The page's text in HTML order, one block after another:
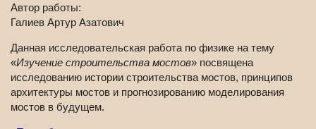
Автор работы:
Галиев Артур Азатович
Данная исследовательская работа по физике на тему
«Изучение строительства мостов» посвящена
исследованию истории строительства мостов, принципов
архитектуры мостов и прогнозированию моделирования
мостов в будущем.